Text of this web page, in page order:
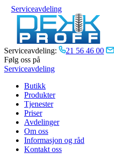
Serviceavdeling
Serviceavdeling: 21 56 46 00
Følg oss på
Serviceavdeling
Butikk
Produkter
Tjenester
Priser
Avdelinger
Om oss
Informasjon og råd
Kontakt oss